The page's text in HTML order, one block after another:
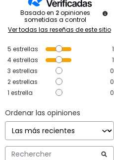
Basado en 2 opiniones
sometidas a control
Ver todas las reseñas de este sitio
5 estrellas
1
4estrellas
1
3 estrellas
0
2estrellas
0
1 estrella 0
Ordenar las opiniones